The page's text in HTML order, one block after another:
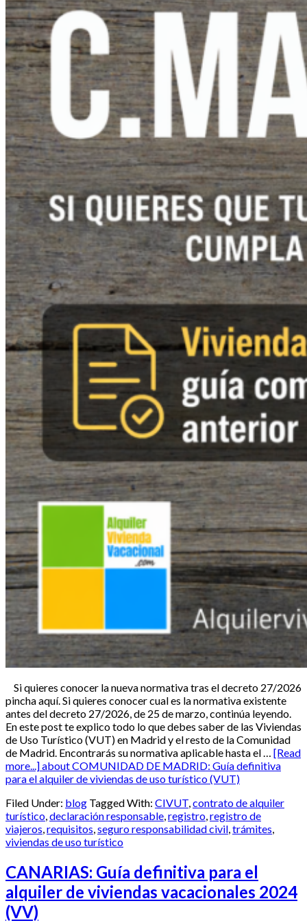
Si quieres conocer la nueva normativa tras el decreto 27/2026
pincha aquí. Si quieres conocer cual es la normativa existente
antes del decreto 27/2026, de 25 de marzo, continúa leyendo.
En este post te explico todo lo que debes saber de las Viviendas
de Uso Turístico (VUT) en Madrid y el resto de la Comunidad
de Madrid. Encontrarás su normativa aplicable hasta el … [Read
more...]about COMUNIDAD DE MADRID: Guía definitiva
para el alquiler de viviendas de uso turístico (VUT)
Filed Under: blog Tagged With: CIVUT,contrato de alquiler
turístico,declaración responsable,registro,registro de
viajeros,requisitos,seguro responsabilidad civil,trámites,
viviendas de uso turístico
CANARIAS: Guía definitiva para el
alquiler de viviendas vacacionales 2024
(VV)